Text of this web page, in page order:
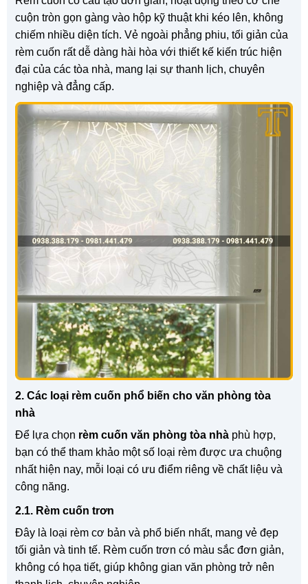
cuộn tròn gọn gàng vào hộp kỹ thuật khi kéo lên, không
chiếm nhiều diện tích. Vẻ ngoài phẳng phiu, tối giản của
rèm cuốn rất dễ dàng hài hòa với thiết kế kiến trúc hiện
đại của các tòa nhà, mang lại sự thanh lịch, chuyên
nghiệp và đẳng cấp.
2. Các loại rèm cuốn phổ biến cho văn phòng tòa
nhà
Để lựa chọn rèm cuốn văn phòng tòa nhà phù hợp,
bạn có thể tham khảo một số loại rèm được ưa chuộng
nhất hiện nay, mỗi loại có ưu điểm riêng về chất liệu và
công năng.
2.1. Rèm cuốn trơn
Đây là loại rèm cơ bản và phổ biến nhất, mang vẻ đẹp
tối giản và tinh tế. Rèm cuốn trơn có màu sắc đơn giản,
không có họa tiết, giúp không gian văn phòng trở nên